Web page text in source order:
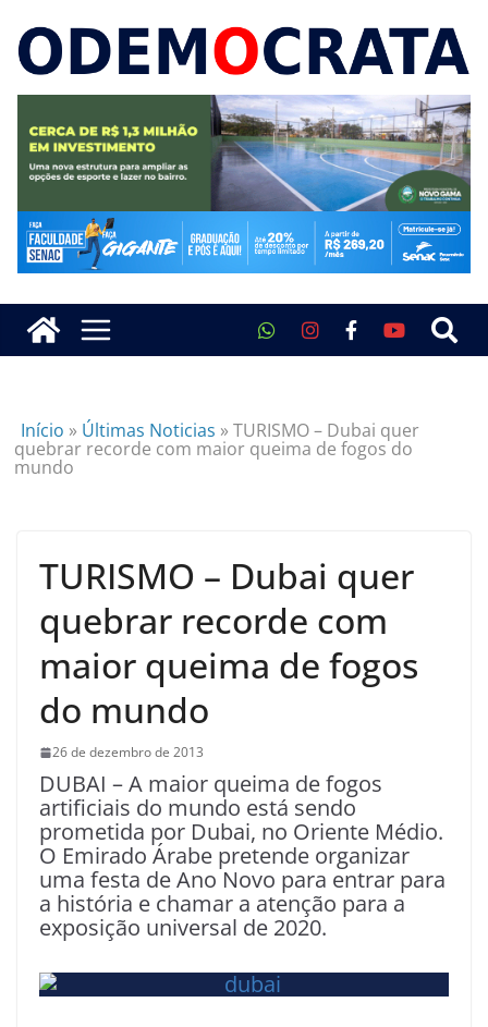
Início » Últimas Noticias »TURISMO – Dubai quer
quebrar recorde com maior queima de fogos do
mundo
TURISMO – Dubai quer
quebrar recorde com
maior queima de fogos
do mundo
26 de dezembro de 2013
DUBAI – A maior queima de fogos
artificiais do mundo está sendo
prometida por Dubai, no Oriente Médio.
O Emirado Árabe pretende organizar
uma festa de Ano Novo para entrar para
a história e chamar a atenção para a
exposição universal de 2020.